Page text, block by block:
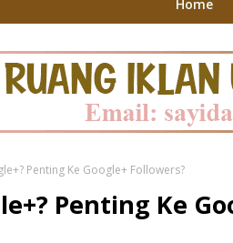
Home
Penting Ke Google+ Followers?
Penting Ke